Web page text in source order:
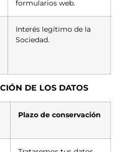
formularios web.
Interés legítimo de la
Sociedad.
DE LOS DATOS
Plazo de conservación